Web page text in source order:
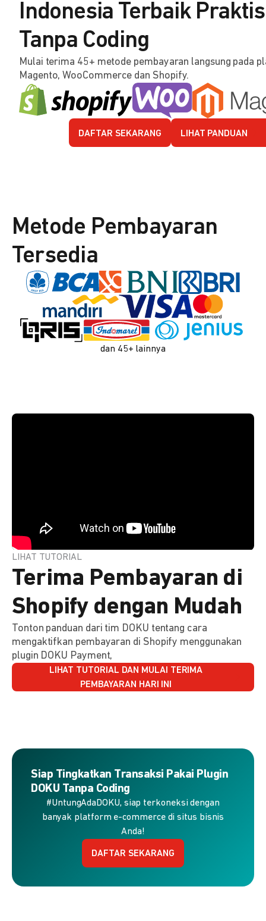
Indonesia Terbaik Praktis
Tanpa Coding
Mulai terima 45+ metode pembayaran langsung pada
Magento, WooCommerce dan Shopify.
DAFTAR SEKARANG LIHAT PANDUAN
Metode Pembayaran
Tersedia
dan 45+ lainnya
LIHAT TUTORIAL
Terima Pembayaran di
Shopify dengan Mudah
Tonton panduan dari tim DOKU tentang cara
mengaktifkan pembayaran di Shopify menggunakan
plugin DOKU Payment,
LIHAT TUTORIAL DAN MULAI TERIMA
PEMBAYARAN HARI INI
Siap Tingkatkan Transaksi Pakai Plugin
DOKU Tanpa Coding
#UntungAdaDOKU, siap terkoneksi dengan
banyak platform e-commerce di situs bisnis
Anda!
DAFTAR SEKARANG